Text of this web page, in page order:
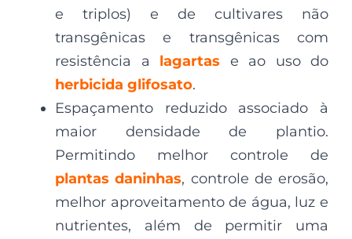
e triplos) e de cultivares não
transgênicas e transgênicas com
resistência a lagartas
e ao uso do
herbicida glifosato.
Espaçamento reduzido associado à
maior densidade de plantio.
Permitindo melhor controle de
plantas daninhas, controle de erosão,
melhor aproveitamento de água, luz e
nutrientes, além de permitir uma